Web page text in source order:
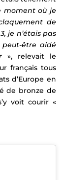
moment où je
de
je n’étais pas
être aidé
», relevait le
français tous
d’Europe en
de bronze de
voit courir «